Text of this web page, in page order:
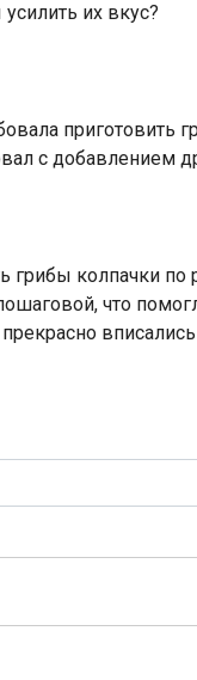
их вкус?
приготовить
с добавлением
грибы колпачки
что